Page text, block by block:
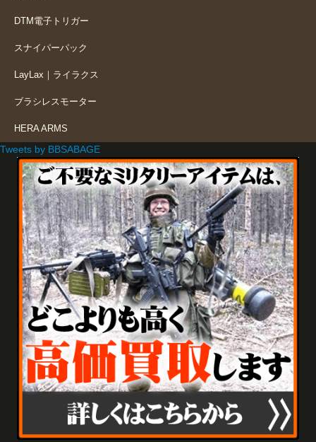
DTM電子トリガー
スナイパーパック
LayLax｜ライラクス
ブラシレスモーター
HERA ARMS
Tweets by BBSABAGE